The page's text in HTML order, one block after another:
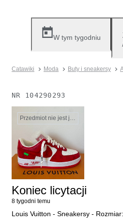
W tym tygodniu
Catawiki Moda Buty i sneakersy
NR 104290293
Przedmiot nie jest już dostępny
Koniec licytacji
8 tygodni temu
Louis Vuitton - Sneakersy -